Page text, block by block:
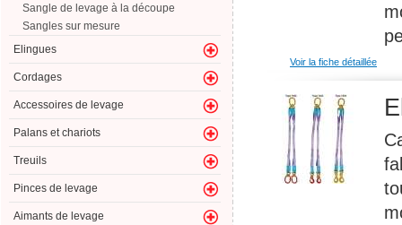
Sangle de levage à la découpe
Sangles sur mesure
Elingues
Cordages
Accessoires de levage
Palans et chariots
Treuils
Pinces de levage
Aimants de levage
Voir la fiche détaillée